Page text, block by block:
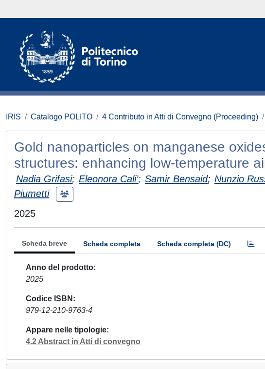
IRIS Catalogo POLITO 4 Contributo in Atti di Convegno (Proceeding)
Gold nanoparticles on manganese
structures: enhancing low-temperature
Nadia Grifasi; Eleonora Cali’; Samir Bensaid; Nunzio
Piumetti
2025
Scheda breve Scheda completa Scheda completa (DC)
Anno del prodotto
2025
Codice ISBN
979-12-210-9763-4
Appare nelle tipologie
4.2 Abstract in Atti di convegno